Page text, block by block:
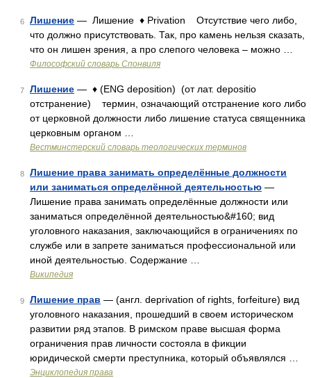
6 Лишение — Лишение ♦ Privation Отсутствие чего либо,
что должно присутствовать. Так, про камень нельзя сказать,
что он лишен зрения, а про слепого человека – можно …
Философский словарь Спонвиля
7 Лишение — ♦ (ENG deposition) (от лат. depositio
отстранение) термин, означающий отстранение кого либо
от церковной должности либо лишение статуса священника
церковным органом …
Вестминстерский словарь теологических терминов
8
Лишение права занимать определённые должности
или заниматься определённой деятельностью —
Лишение права занимать определённые должности или
заниматься определённой деятельностью&#160; вид
уголовного наказания, заключающийся в ограничениях по
службе или в запрете заниматься профессиональной или
иной деятельностью. Содержание …
Википедия
9 Лишение прав — (англ. deprivation of rights, forfeiture) вид
уголовного наказания, прошедший в своем историческом
развитии ряд этапов. В римском праве высшая форма
ограничения прав личности состояла в фикции
юридической смерти преступника, который объявлялся …
Энциклопедия права